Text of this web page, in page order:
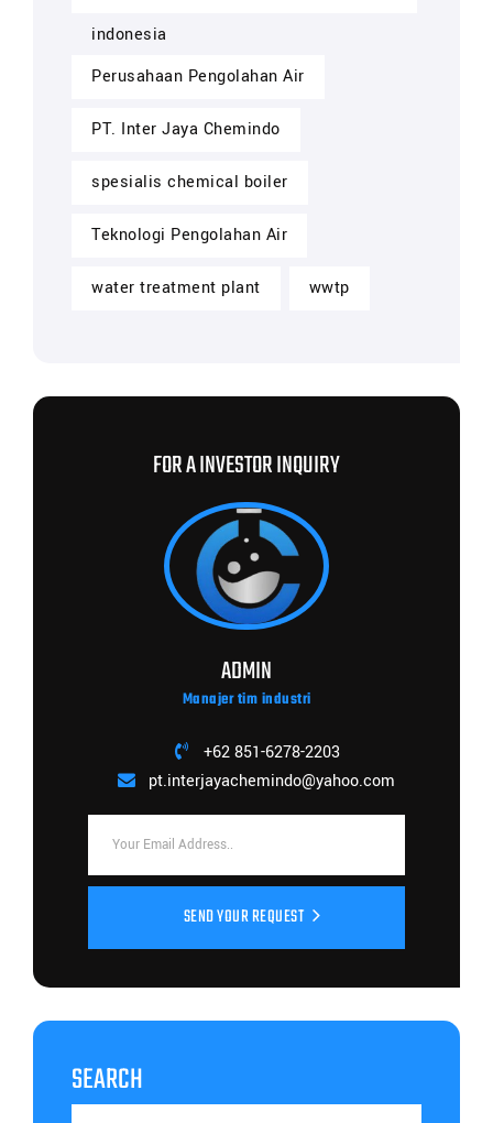
indonesia
Perusahaan Pengolahan Air
PT. Inter Jaya Chemindo
spesialis chemical boiler
Teknologi Pengolahan Air
water treatment plant wwtp
FOR A INVESTOR INQUIRY
ADMIN
Manajer tim industri
+62 851-6278-2203
pt.interjayachemindo@yahoo.com
SEND YOUR REQUEST
SEARCH